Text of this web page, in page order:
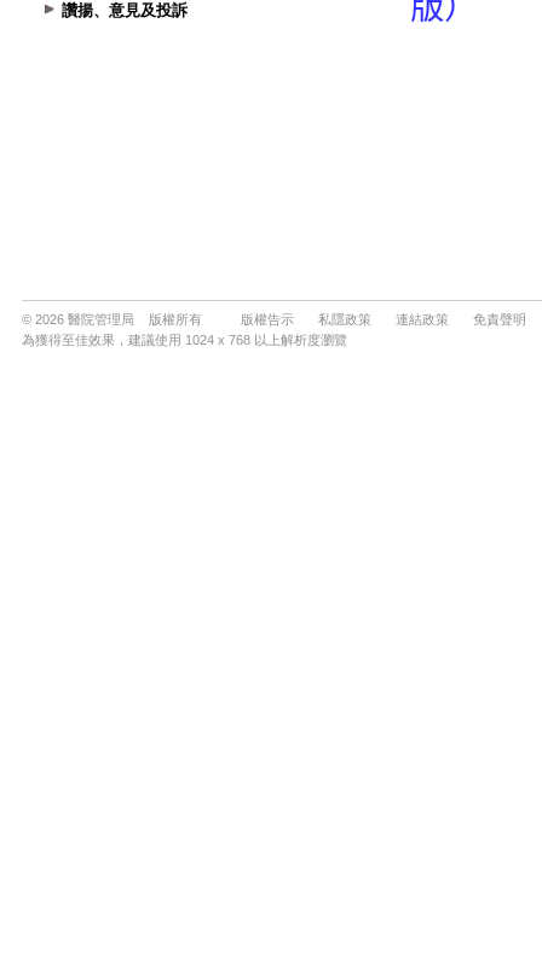
讚揚、意見及投訴
© 2026 醫院管理局 版權所有 版權告示 私隱政策 連結政策
免責聲明
為獲得至佳效果，建議使用 1024 x 768 以上解析度瀏覽